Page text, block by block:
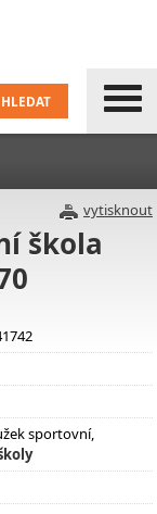
vytisknout
škola
sportovní,